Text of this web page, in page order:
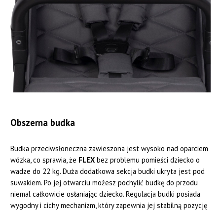
Obszerna budka
Budka przeciwsłoneczna zawieszona jest wysoko nad oparciem
wózka, co sprawia, że FLEX bez problemu pomieści dziecko o
wadze do 22 kg. Duża dodatkowa sekcja budki ukryta jest pod
suwakiem. Po jej otwarciu możesz pochylić budkę do przodu
niemal całkowicie osłaniając dziecko. Regulacja budki posiada
wygodny i cichy mechanizm, który zapewnia jej stabilną pozycję